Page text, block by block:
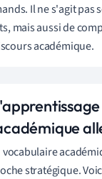
Il ne s'agit pas
mais aussi de
académique.
stratégique.